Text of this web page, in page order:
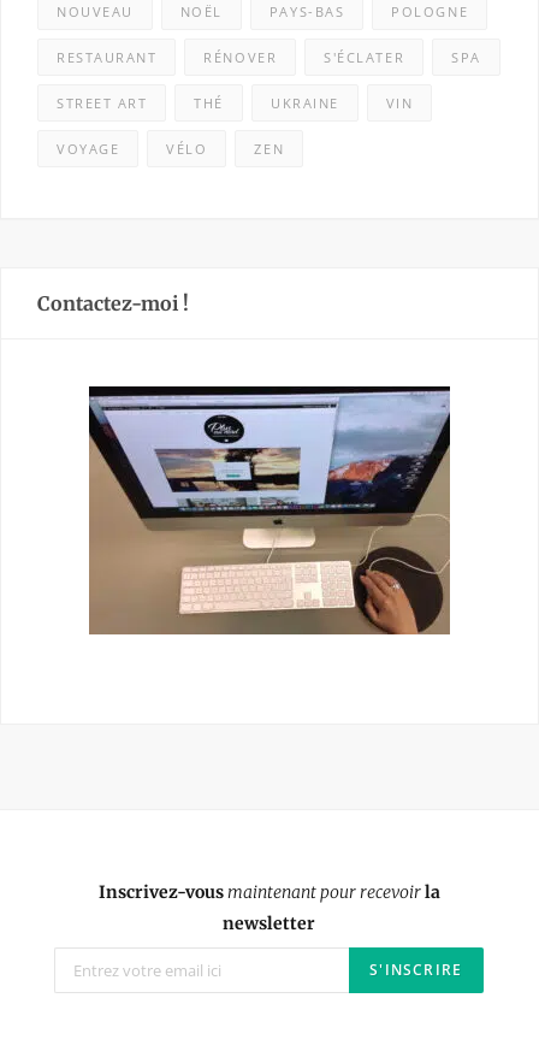
NOUVEAU NOËL PAYS-BAS POLOGNE
RESTAURANT RÉNOVER S'ÉCLATER SPA
STREET ART THÉ UKRAINE VIN
VOYAGE VÉLO ZEN
Contactez-moi !
Inscrivez-vousmaintenant pour recevoirla
newsletter